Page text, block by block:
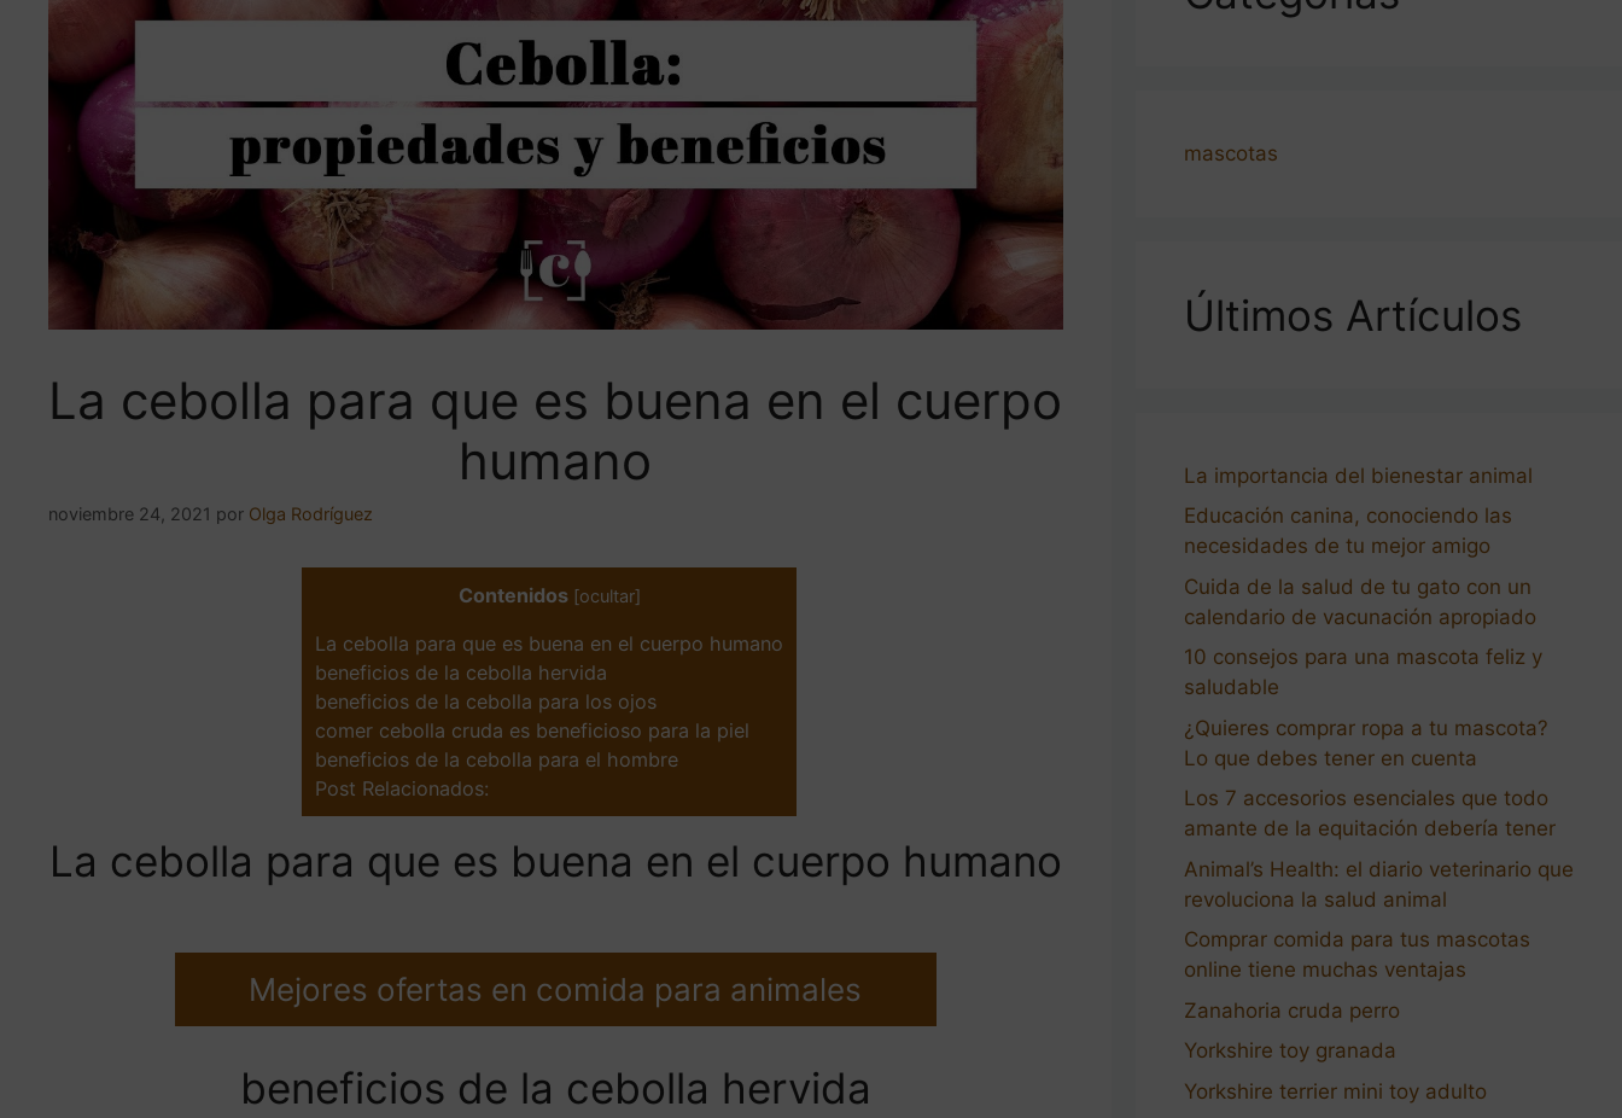
La cebolla para que es buena en el cuerpo
humano
noviembre 24, 2021 por Olga Rodríguez
Contenidos [ocultar]
La cebolla para que es buena en el cuerpo humano
beneficios de la cebolla hervida
beneficios de la cebolla para los ojos
comer cebolla cruda es beneficioso para la piel
beneficios de la cebolla para el hombre
Post Relacionados:
La cebolla para que es buena en el cuerpo humano
Mejores ofertas en comida para animales
beneficios de la cebolla hervida
mascotas
Últimos Artículos
La importancia del bienestar animal
Educación canina, conociendo las
necesidades de tu mejor amigo
Cuida de la salud de tu gato con un
calendario de vacunación apropiado
10 consejos para una mascota feliz y
saludable
¿Quieres comprar ropa a tu mascota?
Lo que debes tener en cuenta
Los 7 accesorios esenciales que todo
amante de la equitación debería tener
Animal’s Health: el diario veterinario que
revoluciona la salud animal
Comprar comida para tus mascotas
online tiene muchas ventajas
Zanahoria cruda perro
Yorkshire toy granada
Yorkshire terrier mini toy adulto